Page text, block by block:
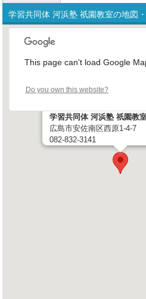
学習共同体 河浜塾 祇園教室の地図
学習共同体 河浜塾 祇園教
広島市安佐南区西原1-4-7
082-832-3141
This page can't load Google
Do you own this website?